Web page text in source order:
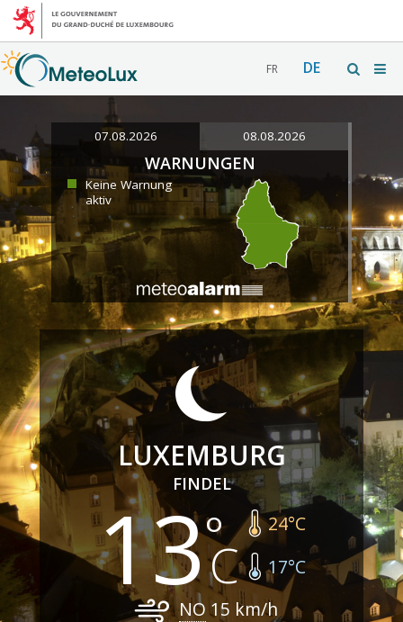
FR DE
07.08.2026 08.08.2026
WARNUNGEN
Keine Warnung
aktiv
LUXEMBURG
FINDEL
13 24°C
17°C
NO 15 km/h